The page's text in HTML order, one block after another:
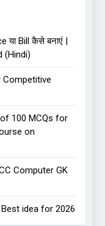
Bill कैसे बनाएं |
(Hindi)
Competitive
100 MCQs for
on
Computer GK
Best idea for 2026